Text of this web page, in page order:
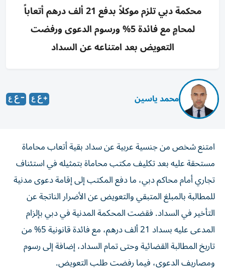
محكمة دبي تلزم موكلاً بدفع 21 ألف درهم أتعاباً
لمحامٍ مع فائدة 5% ورسوم الدعوى ورفضت
التعويض بعد امتناعه عن السداد
محمد ياسين
امتنع شخص من جنسية عربية عن سداد بقية أتعاب محاماة
مستحقة عليه بعد تكليف مكتب محاماة بتمثيله في استئناف
تجاري أمام محاكم دبي، ما دفع المكتب إلى إقامة دعوى مدنية
للمطالبة بالمبلغ المتبقي والتعويض عن الأضرار الناتجة عن
التأخير في السداد. فقضت المحكمة المدنية في دبي بإلزام
المدعى عليه بسداد 21 ألف درهم، مع فائدة قانونية 5% من
تاريخ المطالبة القضائية وحتى تمام السداد، إضافة إلى رسوم
ومصاريف الدعوى، فيما رفضت طلب التعويض.